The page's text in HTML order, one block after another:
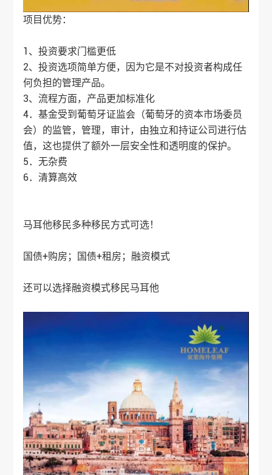
项目优势：
1、投资要求门槛更低
2、投资选项简单方便，因为它是不对投资者构成任
何负担的管理产品。
3、流程方面，产品更加标准化
4．基金受到葡萄牙证监会（葡萄牙的资本市场委员
会）的监管，管理，审计，由独立和持证公司进行估
值，这也提供了额外一层安全性和透明度的保护。
5．无杂费
6．清算高效
马耳他移民多种移民方式可选！
国债+购房；国债+租房；融资模式
还可以选择融资模式移民马耳他